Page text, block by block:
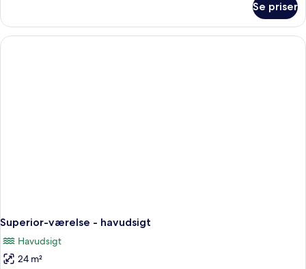
dobbeltværelse
Se priser
Superior-værelse - havudsigt
Havudsigt
24 m²